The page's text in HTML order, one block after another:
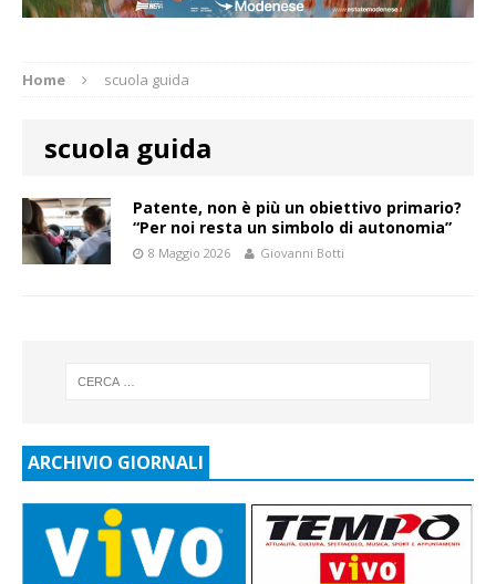
Home scuola guida
scuola guida
Patente, non è più un obiettivo primario?
“Per noi resta un simbolo di autonomia”
8 Maggio 2026 Giovanni Botti
ARCHIVIO GIORNALI